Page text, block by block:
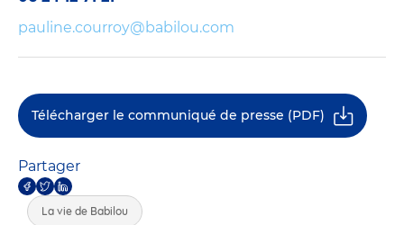
pauline.courroy@babilou.com
Télécharger le communiqué de presse (PDF)
Partager
La vie de Babilou